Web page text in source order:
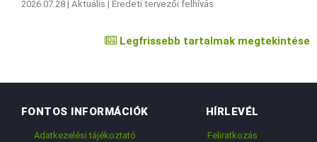
2026.07.28 |Aktuális |Eredeti tervezői felhívás
Legfrissebb tartalmak megtekintése
FONTOS INFORMÁCIÓK
Adatkezelési tájékoztató
HÍRLEVÉL
Feliratkozás